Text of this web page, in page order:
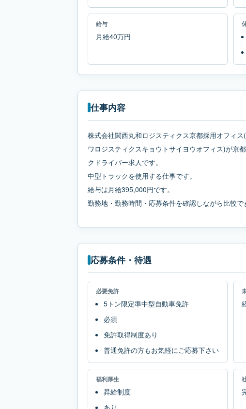
給与
月給40万円
仕事内容
株式会社関西丸和ロジスティクス京都採用オフィ
ワロジスティクスキョウトサイヨウオフィス)が京
クドライバー求人です。
中型トラックを使用する仕事です。
給与は月給395,000円です。
勤務地・勤務時間・応募条件を確認しながら比較で
応募条件・待遇
必要免許
5トン限定準中型自動車免許
必須
免許取得制度あり
普通免許の方もお気軽にご応募下さい
福利厚生
昇給制度
あり